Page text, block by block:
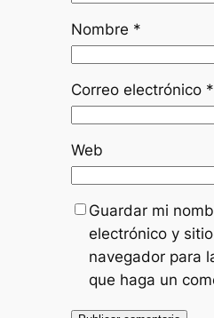
Nombre *
Correo electrónico *
Web
Guardar mi
electrónico y
navegador para
que haga un